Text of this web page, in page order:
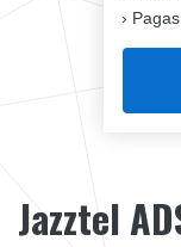
Jazztel